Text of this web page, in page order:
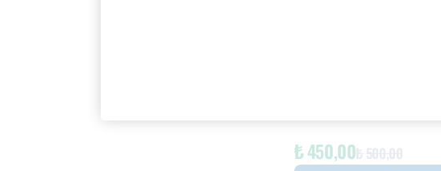
Liqui Moly Kokpit Parlatıcı
₺450,00